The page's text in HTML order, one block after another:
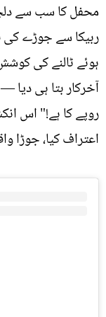
محفل کا سب سے
ربیکا سے جوڑے کی
ہوئے ٹالنے کی
آخرکار بتا ہی دیا
روپے کا ہے!" اس
اعتراف کیا، جوڑا